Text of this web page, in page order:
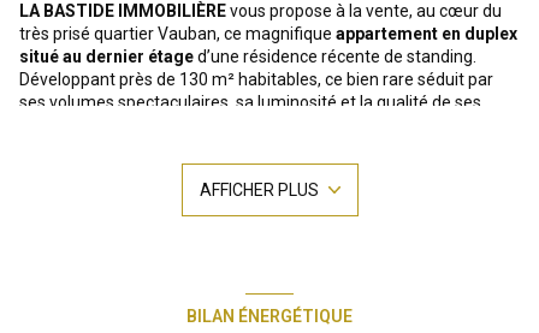
LA BASTIDE IMMOBILIÈREvous propose à la vente, au cœur du
très prisé quartier Vauban, ce magnifique appartement en duplex
situé au dernier étaged’une résidence récente de standing.
Développant près de 130 m² habitables, ce bien rare séduit par
ses volumes spectaculaires, sa luminosité et la qualité de ses
superbe hauteur sous plafond. Le séjour avec cuisine ouverte, aux
lignes contemporaines, s’ouvre largement sur une agréable
terrasse d’environ 16 m², véritable prolongement de l’espace
pouvant aisément faire office de chambre supplémentaire, ainsi
AFFICHER PLUS
BILAN ÉNERGÉTIQUE